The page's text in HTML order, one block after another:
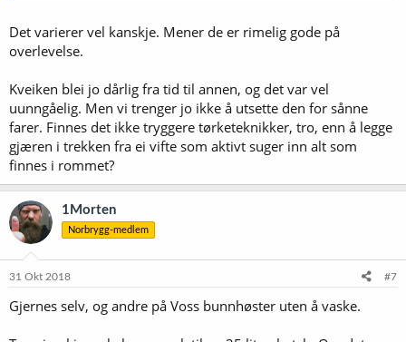
Det varierer vel kanskje. Mener de er rimelig gode på
overlevelse.
Kveiken blei jo dårlig fra tid til annen, og det var vel
uunngåelig. Men vi trenger jo ikke å utsette den for sånne
farer. Finnes det ikke tryggere tørketeknikker, tro, enn å legge
gjæren i trekken fra ei vifte som aktivt suger inn alt som
finnes i rommet?
1Morten
Norbrygg-medlem
31 Okt 2018 #7
Gjernes selv, og andre på Voss bunnhøster uten å vaske.